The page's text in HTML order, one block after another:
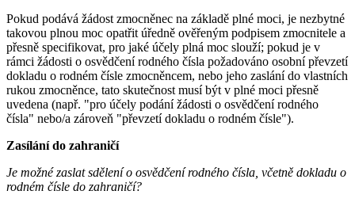
Pokud podává žádost zmocněnec na základě plné moci, je nezbytné
takovou plnou moc opatřit úředně ověřeným podpisem zmocnitele a
přesně specifikovat, pro jaké účely plná moc slouží; pokud je v
rámci žádosti o osvědčení rodného čísla požadováno osobní převzetí
dokladu o rodném čísle zmocněncem, nebo jeho zaslání do vlastních
rukou zmocněnce, tato skutečnost musí být v plné moci přesně
uvedena (např. "pro účely podání žádosti o osvědčení rodného
čísla" nebo/a zároveň "převzetí dokladu o rodném čísle").
Zasílání do zahraničí
Je možné zaslat sdělení o osvědčení rodného čísla, včetně dokladu o
rodném čísle do zahraničí?